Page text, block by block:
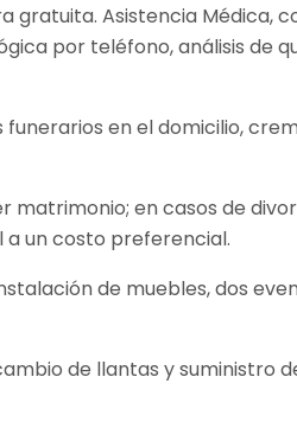
Asistencia Médica,
por teléfono, análisis de
en el domicilio,
en casos de
un costo preferencial.
de muebles, dos
de llantas y suministro